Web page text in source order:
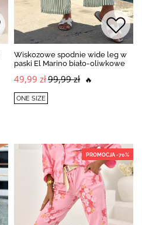
Wiskozowe spodnie wide leg w
paski El Marino biało-oliwkowe
49,99 zł99,99 zł 🔥
ONE SIZE
PROMOCJA -70%